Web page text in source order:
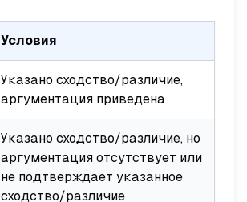
Условия
Указано сходство/различие,
аргументация приведена
Указано сходство/различие, но
аргументация отсутствует или
не подтверждает указанное
сходство/различие